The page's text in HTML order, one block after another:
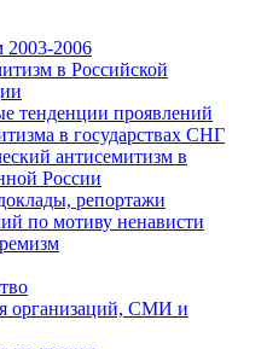
2003-2006
в Российской
тенденции проявлений
в государствах СНГ
антисемитизм в
России
репортажи
по мотиву ненависти
организаций, СМИ и